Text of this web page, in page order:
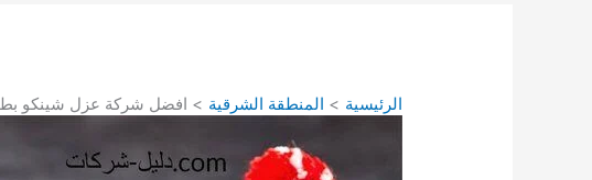
الرئيسية المنطقة الشرقية افضل شركة عزل شينكو